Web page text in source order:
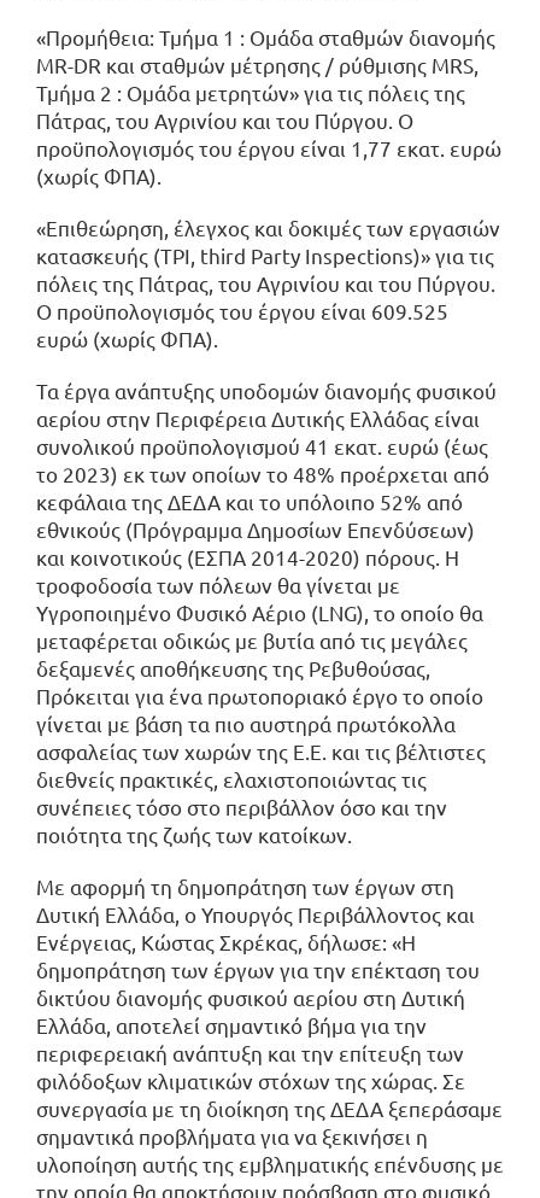
«Προμήθεια: Τμήμα 1 : Ομάδα σταθμών διανομής
MR-DR και σταθμών μέτρησης / ρύθμισης MRS,
Τμήμα 2 : Ομάδα μετρητών» για τις πόλεις της
Πάτρας, του Αγρινίου και του Πύργου. Ο
προϋπολογισμός του έργου είναι 1,77 εκατ. ευρώ
(χωρίς ΦΠΑ).
«Επιθεώρηση, έλεγχος και δοκιμές των εργασιών
κατασκευής (ΤΡΙ, third Party Inspections)» για τις
πόλεις της Πάτρας, του Αγρινίου και του Πύργου.
Ο προϋπολογισμός του έργου είναι 609.525
ευρώ (χωρίς ΦΠΑ).
Τα έργα ανάπτυξης υποδομών διανομής φυσικού
αερίου στην Περιφέρεια Δυτικής Ελλάδας είναι
συνολικού προϋπολογισμού 41 εκατ. ευρώ (έως
το 2023) εκ των οποίων το 48% προέρχεται από
κεφάλαια της ΔΕΔΑ και το υπόλοιπο 52% από
εθνικούς (Πρόγραμμα Δημοσίων Επενδύσεων)
και κοινοτικούς (ΕΣΠΑ 2014-2020) πόρους. Η
τροφοδοσία των πόλεων θα γίνεται με
Υγροποιημένο Φυσικό Αέριο (LNG), το οποίο θα
μεταφέρεται οδικώς με βυτία από τις μεγάλες
δεξαμενές αποθήκευσης της Ρεβυθούσας,
Πρόκειται για ένα πρωτοποριακό έργο το οποίο
γίνεται με βάση τα πιο αυστηρά πρωτόκολλα
ασφαλείας των χωρών της Ε.Ε. και τις βέλτιστες
διεθνείς πρακτικές, ελαχιστοποιώντας τις
συνέπειες τόσο στο περιβάλλον όσο και την
ποιότητα της ζωής των κατοίκων.
Με αφορμή τη δημοπράτηση των έργων στη
Δυτική Ελλάδα, ο Υπουργός Περιβάλλοντος και
Ενέργειας, Κώστας Σκρέκας, δήλωσε: «Η
δημοπράτηση των έργων για την επέκταση του
δικτύου διανομής φυσικού αερίου στη Δυτική
Ελλάδα, αποτελεί σημαντικό βήμα για την
περιφερειακή ανάπτυξη και την επίτευξη των
φιλόδοξων κλιματικών στόχων της χώρας. Σε
συνεργασία με τη διοίκηση της ΔΕΔΑ ξεπεράσαμε
σημαντικά προβλήματα για να ξεκινήσει η
υλοποίηση αυτής της εμβληματικής επένδυσης με
την οποία θα αποκτήσουν πρόσβαση στο φυσικό